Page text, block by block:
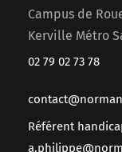
Campus de
Kerville Métro
02 79 02 73 78
Référent